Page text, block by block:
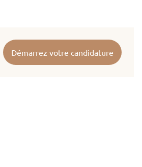
Démarrez votre candidature